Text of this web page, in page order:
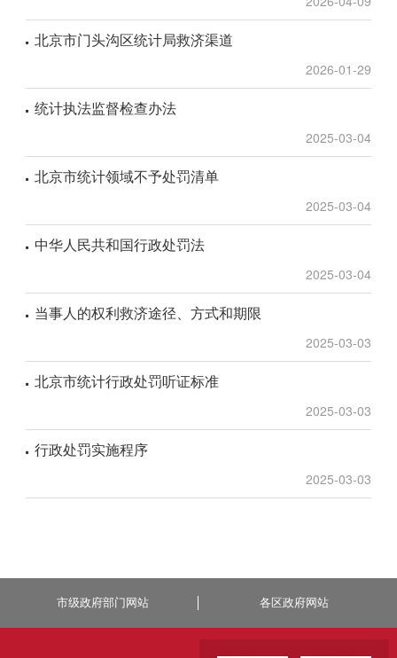
北京市门头沟区统计局救济渠道
2026-01-29
统计执法监督检查办法
2025-03-04
北京市统计领域不予处罚清单
2025-03-04
中华人民共和国行政处罚法
2025-03-04
当事人的权利救济途径、方式和期限
2025-03-03
北京市统计行政处罚听证标准
2025-03-03
行政处罚实施程序
2025-03-03
市级政府部门网站 各区政府网站